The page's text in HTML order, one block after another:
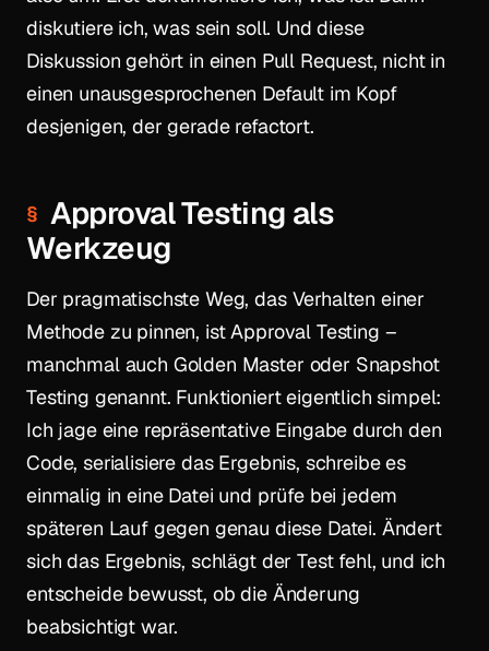
diskutiere ich, was sein soll. Und diese
Diskussion gehört in einen Pull Request, nicht in
einen unausgesprochenen Default im Kopf
desjenigen, der gerade refactort.
Approval Testing als
Werkzeug
Der pragmatischste Weg, das Verhalten einer
Methode zu pinnen, ist Approval Testing –
manchmal auch Golden Master oder Snapshot
Testing genannt. Funktioniert eigentlich simpel:
Ich jage eine repräsentative Eingabe durch den
Code, serialisiere das Ergebnis, schreibe es
einmalig in eine Datei und prüfe bei jedem
späteren Lauf gegen genau diese Datei. Ändert
sich das Ergebnis, schlägt der Test fehl, und ich
entscheide bewusst, ob die Änderung
beabsichtigt war.